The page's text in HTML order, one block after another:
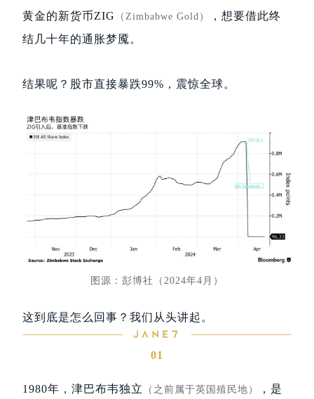
黄金的新货币ZIG
（Zimbabwe Gold）
，想要借此终
结几十年的通胀梦魇。
结果呢？股市直接暴跌99%，震惊全球。
图源：彭博社（2024年4月）
这到底是怎么回事？我们从头讲起。
01
1980年，津巴布韦独立 （之前属于英国殖民地）
，是